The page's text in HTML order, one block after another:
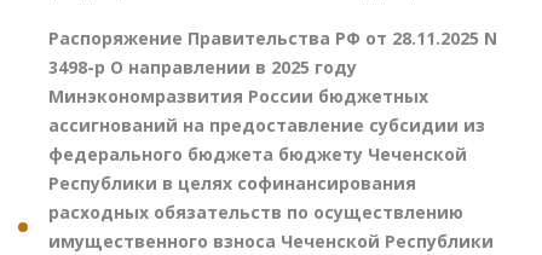
Распоряжение Правительства РФ от 28.11.2025 N
3498-р О направлении в 2025 году
Минэкономразвития России бюджетных
ассигнований на предоставление субсидии из
федерального бюджета бюджету Чеченской
Республики в целях софинансирования
расходных обязательств по осуществлению
имущественного взноса Чеченской Республики